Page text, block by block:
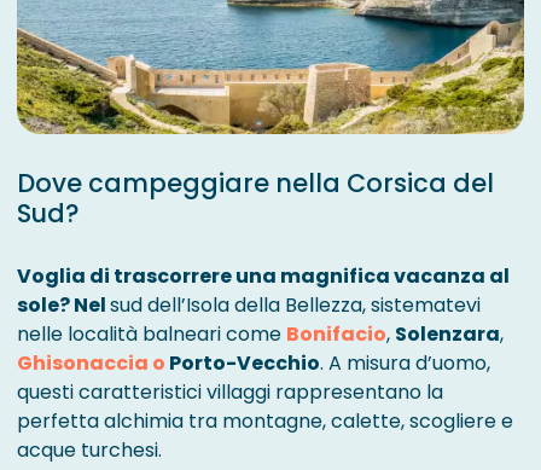
Dove campeggiare nella Corsica del
Sud?
Voglia di trascorrere una magnifica vacanza al
sole? Nelsud dell’Isola della Bellezza, sistematevi
nelle località balneari come Bonifacio, Solenzara,
Ghisonaccia o Porto-Vecchio. A misura d’uomo,
questi caratteristici villaggi rappresentano la
perfetta alchimia tra montagne, calette, scogliere e
acque turchesi.